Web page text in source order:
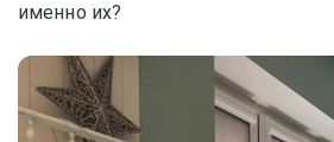
именно их?